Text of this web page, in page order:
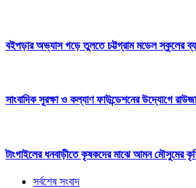
বইপড়ার অভ্যাস গড়ে তুলতে চট্টগ্রাম মডেল স্কুলের
সাংবাদিক সুরক্ষা ও কল্যাণ ফাউন্ডেশনের উদ্যোগে
টাংগাইলের ধনবাড়ীতে কৃষকদের মাঝে আমন মৌসুমের
সর্বশেষ সংবাদ